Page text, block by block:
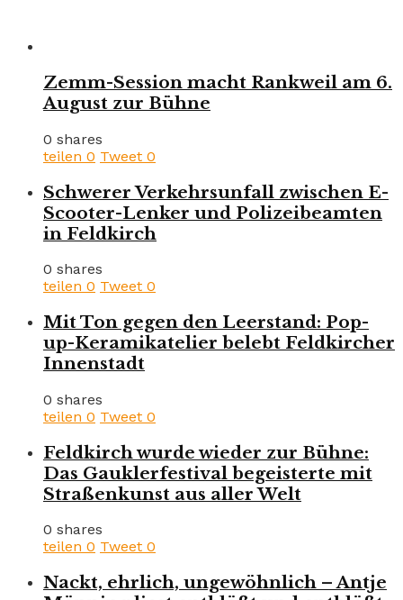
Zemm-Session macht Rankweil am 6.
August zur Bühne
0 shares
teilen 0 Tweet 0
Schwerer Verkehrsunfall zwischen E-
Scooter-Lenker und Polizeibeamten
in Feldkirch
0 shares
teilen 0 Tweet 0
Mit Ton gegen den Leerstand: Pop-
up-Keramikatelier belebt Feldkircher
Innenstadt
0 shares
teilen 0 Tweet 0
Feldkirch wurde wieder zur Bühne:
Das Gauklerfestival begeisterte mit
Straßenkunst aus aller Welt
0 shares
teilen 0 Tweet 0
Nackt, ehrlich, ungewöhnlich – Antje